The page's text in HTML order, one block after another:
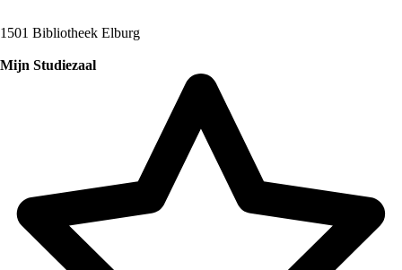
1501 Bibliotheek Elburg
Mijn Studiezaal